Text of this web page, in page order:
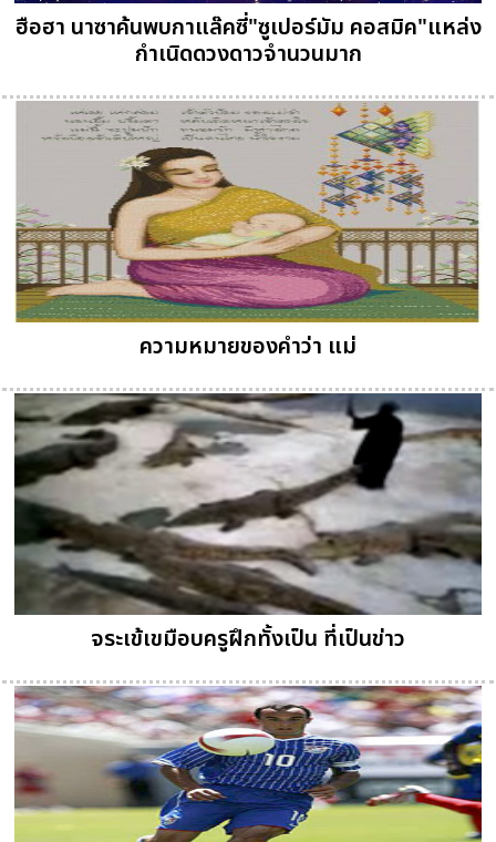
ฮือฮา นาซาค้นพบกาแล๊คซี่"ซูเปอร์มัม คอสมิค"แหล่ง
กำเนิดดวงดาวจำนวนมาก
ความหมายของคำว่า แม่
จระเข้เขมือบครูฝึกทั้งเป็น ที่เป็นข่าว